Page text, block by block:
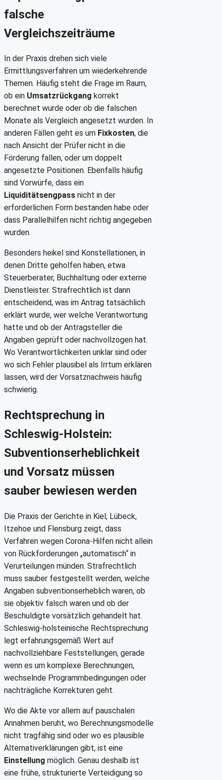
falsche
Vergleichszeiträume
In der Praxis drehen sich viele
Ermittlungsverfahren um wiederkehrende
Themen. Häufig steht die Frage im Raum,
ob ein Umsatzrückgang korrekt
berechnet wurde oder ob die falschen
Monate als Vergleich angesetzt wurden. In
anderen Fällen geht es um Fixkosten, die
nach Ansicht der Prüfer nicht in die
Förderung fallen, oder um doppelt
angesetzte Positionen. Ebenfalls häufig
sind Vorwürfe, dass ein
Liquiditätsengpass nicht in der
erforderlichen Form bestanden habe oder
dass Parallelhilfen nicht richtig angegeben
wurden.
Besonders heikel sind Konstellationen, in
denen Dritte geholfen haben, etwa
Steuerberater, Buchhaltung oder externe
Dienstleister. Strafrechtlich ist dann
entscheidend, was im Antrag tatsächlich
erklärt wurde, wer welche Verantwortung
hatte und ob der Antragsteller die
Angaben geprüft oder nachvollzogen hat.
Wo Verantwortlichkeiten unklar sind oder
wo sich Fehler plausibel als Irrtum erklären
lassen, wird der Vorsatznachweis häufig
schwierig.
Rechtsprechung in
Schleswig-Holstein:
Subventionserheblichkeit
und Vorsatz müssen
sauber bewiesen werden
Die Praxis der Gerichte in Kiel, Lübeck,
Itzehoe und Flensburg zeigt, dass
Verfahren wegen Corona-Hilfen nicht allein
von Rückforderungen „automatisch“ in
Verurteilungen münden. Strafrechtlich
muss sauber festgestellt werden, welche
Angaben subventionserheblich waren, ob
sie objektiv falsch waren und ob der
Beschuldigte vorsätzlich gehandelt hat.
Schleswig-holsteinische Rechtsprechung
legt erfahrungsgemäß Wert auf
nachvollziehbare Feststellungen, gerade
wenn es um komplexe Berechnungen,
wechselnde Programmbedingungen oder
nachträgliche Korrekturen geht.
Wo die Akte vor allem auf pauschalen
Annahmen beruht, wo Berechnungsmodelle
nicht tragfähig sind oder wo es plausible
Alternativerklärungen gibt, ist eine
Einstellung möglich. Genau deshalb ist
eine frühe, strukturierte Verteidigung so